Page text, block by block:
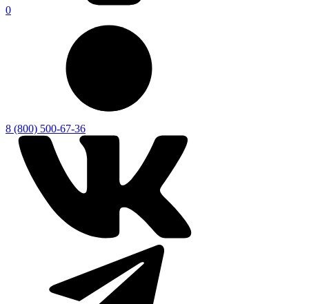
0
8 (800) 500-67-36